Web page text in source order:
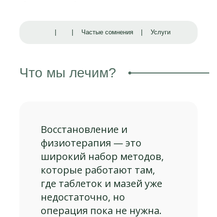
Частые сомнения Услуги
Что мы лечим?
Восстановление и
физиотерапия — это
широкий набор методов,
которые работают там,
где таблеток и мазей уже
недостаточно, но
операция пока не нужна.